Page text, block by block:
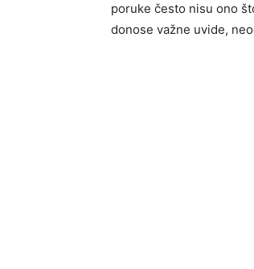
poruke često nisu ono
donose važne uvide,